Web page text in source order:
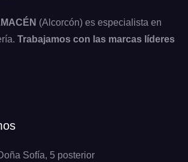
(Alcorcón) es especialista en
Trabajamos con las marcas líderes
Sofía, 5 posterior